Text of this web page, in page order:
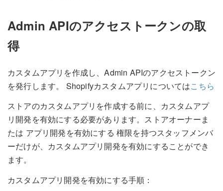
Admin APIのアクセストークンの取
得
カスタムアプリを作成し、Admin APIのアクセストークン
を発行します。 Shopifyカスタムアプリについてはこちら
ストアのカスタムアプリを作成する前に、カスタムアプ
リ開発を有効にする必要があります。ストアオーナーま
たは アプリ開発を有効にする 権限を持つスタッフメンバ
ーだけが、カスタムアプリ開発を有効にすることができ
ます。
カスタムアプリ開発を有効にする手順：